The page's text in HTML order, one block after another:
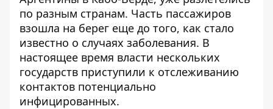
по разным странам. Часть пассажиров
взошла на берег еще до того, как стало
известно о случаях заболевания. В
настоящее время власти нескольких
государств приступили к отслеживанию
контактов потенциально
инфицированных.